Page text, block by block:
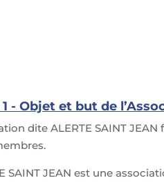
- Objet et but de
dite ALERTE SAINT
SAINT JEAN est une